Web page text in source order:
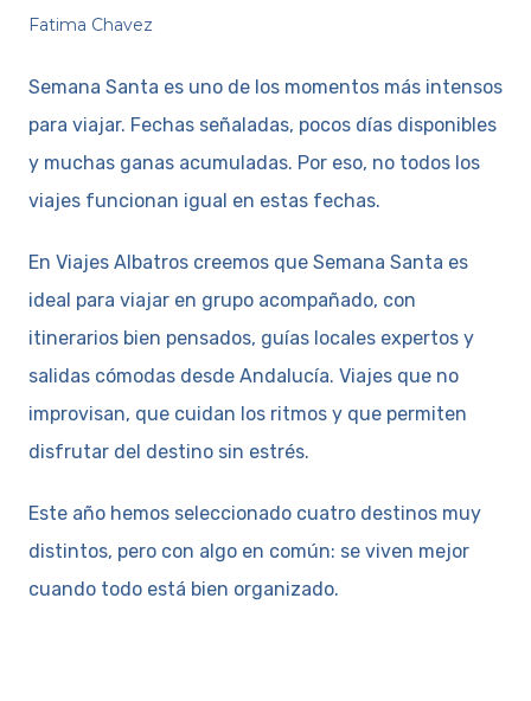
Fatima Chavez
Semana Santa es uno de los momentos más intensos
para viajar. Fechas señaladas, pocos días disponibles
y muchas ganas acumuladas. Por eso, no todos los
viajes funcionan igual en estas fechas.
En Viajes Albatros creemos que Semana Santa es
ideal para viajar en grupo acompañado, con
itinerarios bien pensados, guías locales expertos y
salidas cómodas desde Andalucía. Viajes que no
improvisan, que cuidan los ritmos y que permiten
disfrutar del destino sin estrés.
Este año hemos seleccionado cuatro destinos muy
distintos, pero con algo en común: se viven mejor
cuando todo está bien organizado.